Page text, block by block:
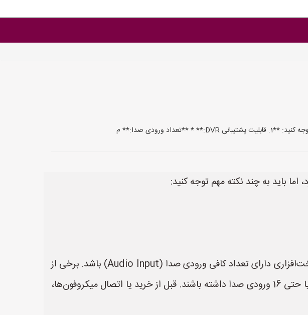
* **تعداد ورودی صدا:** مهم‌ترین نکته این است که دستگاه DVR شما باید از نظر سخت‌افزاری دارای تعداد کافی ورودی صدا (Audio Input) باشد. برخی از
DVRها فقط یک ورودی صدا دارند، در حالی که مدل‌های پیشرفته‌تر ممکن است 4، 8 یا حتی 16 ورودی صدا داشته باشند. قبل از خرید یا اتصال میکروفون‌ها،